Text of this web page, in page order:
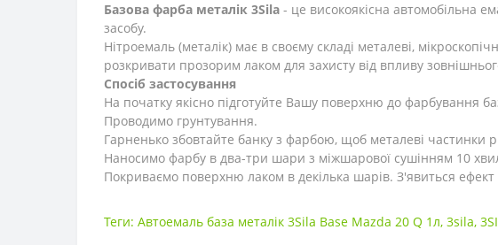
Базова фарба металік 3Sila - це високоякісна автомобільна
засобу.
Нітроемаль (металік) має в своєму складі металеві,
розкривати прозорим лаком для захисту від впливу
Спосіб застосування
На початку якісно підготуйте Вашу поверхню до фарбування
Проводимо грунтування.
Гарненько збовтайте банку з фарбою, щоб металеві частинки
Наносимо фарбу в два-три шари з міжшарової сушінням 10
Покриваємо поверхню лаком в декілька шарів. З'явиться ефект
Теги: Автоемаль база металік 3Sila Base Mazda 20 Q 1л, 3sila,